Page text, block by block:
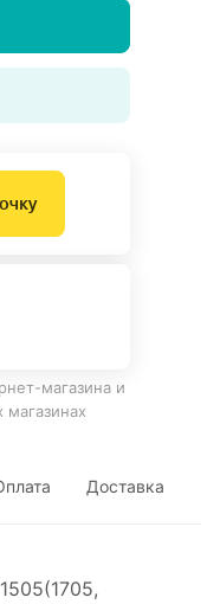
магазина и
магазинах
Доставка